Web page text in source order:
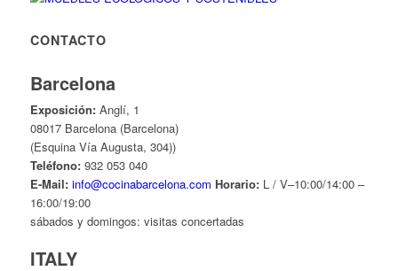
CONTACTO
Barcelona
Exposición:Anglí, 1
08017 Barcelona (Barcelona)
(Esquina Vía Augusta, 304))
Teléfono:932 053 040
E-Mail: info@cocinabarcelona.com Horario:L / V–10:00/14:00 –
16:00/19:00
sábados y domingos: visitas concertadas
ITALY